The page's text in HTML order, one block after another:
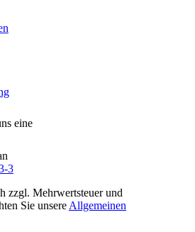
eine
3
zzgl. Mehrwertsteuer und
Sie unsere Allgemeinen